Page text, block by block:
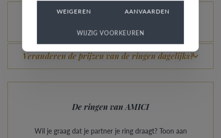
Je gouden, platina of palladium ring nog meer
laten glanzen, kan dat?
Veranderen de prijzen van de ringen dagelijks?
De ringen van AMICI
Wil je graag dat je partner je ring draagt? Toon aan
WEIGEREN AANVAARDEN
WIJZIG VOORKEUREN